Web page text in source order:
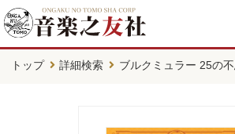
トップ 詳細検索 ブルクミュラー 25の